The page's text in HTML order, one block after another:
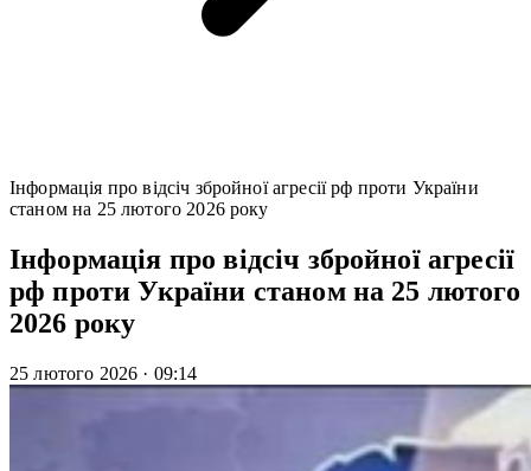
Інформація про відсіч збройної агресії рф проти України
станом на 25 лютого 2026 року
Інформація про відсіч збройної агресії
рф проти України станом на 25 лютого
2026 року
25 лютого 2026 · 09:14